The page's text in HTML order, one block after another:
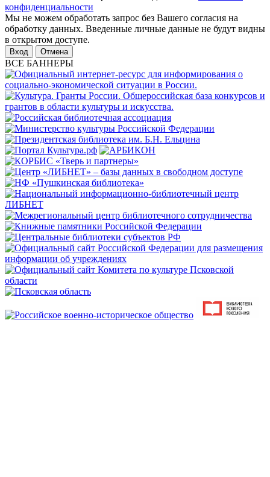
конфиденциальности
Мы не можем обработать запрос без Вашего согласия на
обработку данных. Введенные личные данные не будут видны
в открытом доступе.
Отмена
ВСЕ БАННЕРЫ